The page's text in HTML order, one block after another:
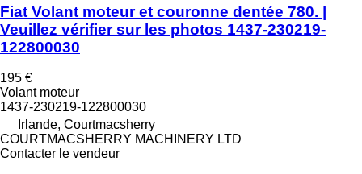
Fiat Volant moteur et couronne dentée 780. |
Veuillez vérifier sur les photos 1437-230219-
122800030
195 €
Volant moteur
1437-230219-122800030
Irlande, Courtmacsherry
COURTMACSHERRY MACHINERY LTD
Contacter le vendeur